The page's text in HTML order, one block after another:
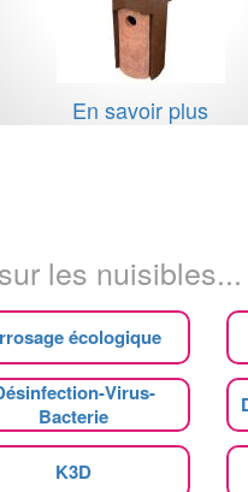
En savoir plus
les nuisibles...
écologique
Virus-
Bacterie
K3D